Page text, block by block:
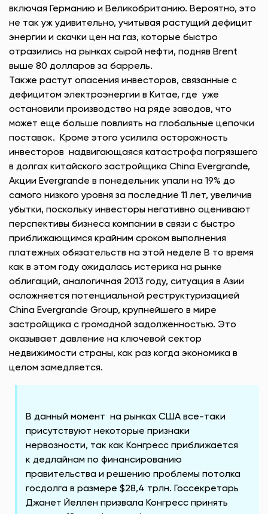
включая Германию и Великобританию. Вероятно, это
не так уж удивительно, учитывая растущий дефицит
энергии и скачки цен на газ, которые быстро
отразились на рынках сырой нефти, подняв Brent
выше 80 долларов за баррель.
Также растут опасения инвесторов, связанные с
дефицитом электроэнергии в Китае, где уже
остановили производство на ряде заводов, что
может еще больше повлиять на глобальные цепочки
поставок. Кроме этого усилила осторожность
инвесторов надвигающаяся катастрофа погрязшего
в долгах китайского застройщика China Evergrande,
Акции Evergrande в понедельник упали на 19% до
самого низкого уровня за последние 11 лет, увеличив
убытки, поскольку инвесторы негативно оценивают
перспективы бизнеса компании в связи с быстро
приближающимся крайним сроком выполнения
платежных обязательств на этой неделе В то время
как в этом году ожидалась истерика на рынке
облигаций, аналогичная 2013 году, ситуация в Азии
осложняется потенциальной реструктуризацией
China Evergrande Group, крупнейшего в мире
застройщика с громадной задолженностью. Это
оказывает давление на ключевой сектор
недвижимости страны, как раз когда экономика в
целом замедляется.
В данный момент на рынках США все-таки
присутствуют некоторые признаки
нервозности, так как Конгресс приближается
к дедлайнам по финансированию
правительства и решению проблемы потолка
госдолга в размере $28,4 трлн. Госсекретарь
Джанет Йеллен призвала Конгресс принять